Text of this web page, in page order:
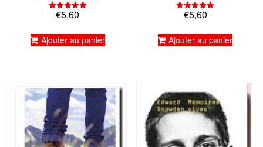
Note
5.00
€5,60
Ajouter au panier
Note
5.00
€5,60
Ajouter au panier